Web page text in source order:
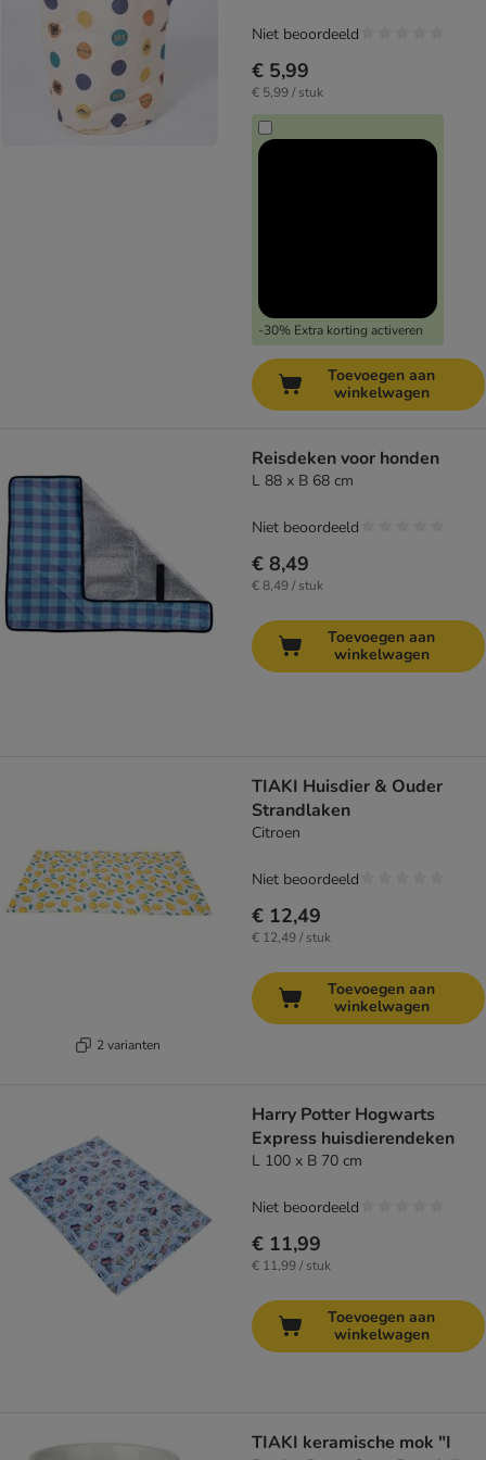
€ 5,99
€ 5,99 / stuk
-30% Extra korting activeren
Niet beoordeeld
Toevoegen aan
winkelwagen
Reisdeken voor honden
L 88 x B 68 cm
€ 8,49
€ 8,49 / stuk
Niet beoordeeld
Toevoegen aan
winkelwagen
2 varianten
TIAKI Huisdier & Ouder
Strandlaken
Citroen
€ 12,49
€ 12,49 / stuk
Niet beoordeeld
Toevoegen aan
winkelwagen
Harry Potter Hogwarts
Express huisdierendeken
L 100 x B 70 cm
€ 11,99
€ 11,99 / stuk
Niet beoordeeld
Toevoegen aan
winkelwagen
TIAKI keramische mok "I